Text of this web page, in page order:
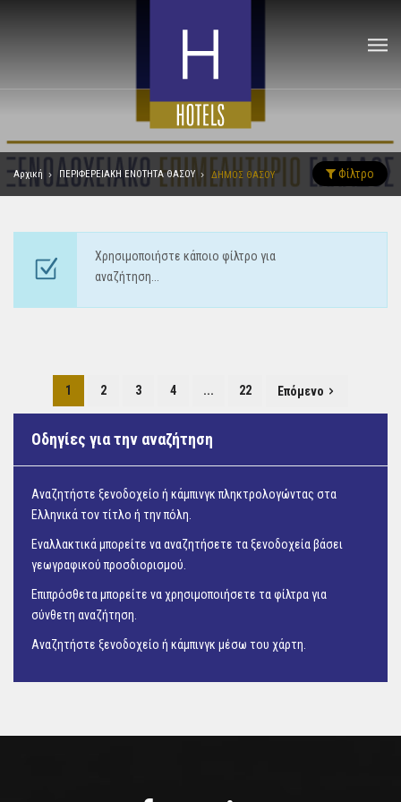
Αρχική ΠΕΡΙΦΕΡΕΙΑΚΗ ΕΝΟΤΗΤΑ ΘΑΣΟΥ ΔΗΜΟΣ ΘΑΣΟΥ Φίλτρο
Χρησιμοποιήστε κάποιο φίλτρο για
αναζήτηση...
1 2 3 4 ... 22 Επόμενο
Οδηγίες για την αναζήτηση
Αναζητήστε ξενοδοχείο ή κάμπινγκ πληκτρολογώντας στα
Ελληνικά τον τίτλο ή την πόλη.
Εναλλακτικά μπορείτε να αναζητήσετε τα ξενοδοχεία βάσει
γεωγραφικού προσδιορισμού.
Επιπρόσθετα μπορείτε να χρησιμοποιήσετε τα φίλτρα για
σύνθετη αναζήτηση.
Αναζητήστε ξενοδοχείο ή κάμπινγκ μέσω του χάρτη.